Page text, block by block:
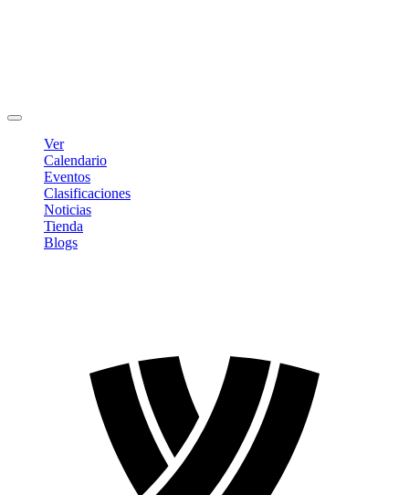
Ver
Calendario
Eventos
Clasificaciones
Noticias
Tienda
Blogs